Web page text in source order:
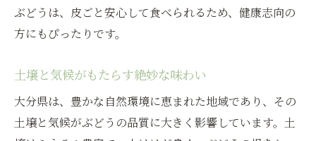
ぶどうは、皮ごと安心して食べられるため、健康志向の
方にもぴったりです。
土壌と気候がもたらす絶妙な味わい
大分県は、豊かな自然環境に恵まれた地域であり、その
土壌と気候がぶどうの品質に大きく影響しています。土